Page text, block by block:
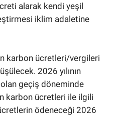
alarak kendi yeşil
iklim adaletine
karbon ücretleri/vergileri
2026 yılının
geçiş döneminde
karbon ücretleri ile ilgili
ödeneceği 2026